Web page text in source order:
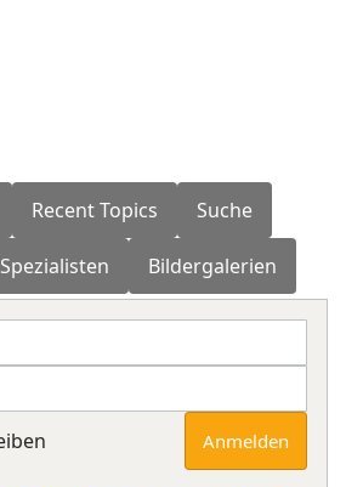
Recent Topics Suche
Bildergalerien
Anmelden